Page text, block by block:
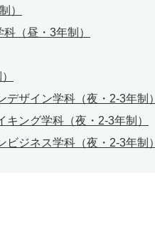
）
（昼・3年制）
ザイン学科（夜・2-3年制）
ング学科（夜・2-3年制）
ジネス学科（夜・2-3年制）